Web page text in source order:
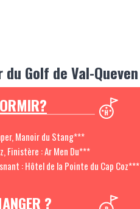
Golf de Val-Queven
Manoir du Stang***
Finistère : Ar Men Du***
: Hôtel de la Pointe du Cap Coz***
?